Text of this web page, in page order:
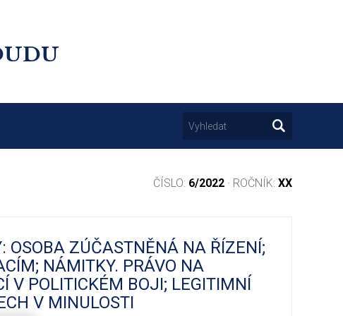
ČÍSLO: 6/2022 · ROČNÍK: XX
OSOBA ZÚČASTNĚNÁ NA ŘÍZENÍ;
NÁMITKY. PRÁVO NA
V POLITICKÉM BOJI; LEGITIMNÍ
V MINULOSTI